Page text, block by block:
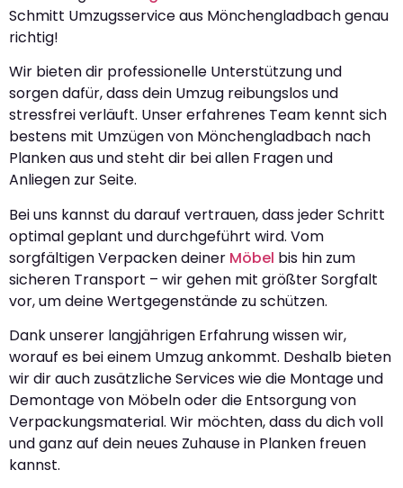
Schmitt Umzugsservice aus Mönchengladbach genau
richtig!
Wir bieten dir professionelle Unterstützung und
sorgen dafür, dass dein Umzug reibungslos und
stressfrei verläuft. Unser erfahrenes Team kennt sich
bestens mit Umzügen von Mönchengladbach nach
Planken aus und steht dir bei allen Fragen und
Anliegen zur Seite.
Bei uns kannst du darauf vertrauen, dass jeder Schritt
optimal geplant und durchgeführt wird. Vom
sorgfältigen Verpacken deiner Möbel bis hin zum
sicheren Transport – wir gehen mit größter Sorgfalt
vor, um deine Wertgegenstände zu schützen.
Dank unserer langjährigen Erfahrung wissen wir,
worauf es bei einem Umzug ankommt. Deshalb bieten
wir dir auch zusätzliche Services wie die Montage und
Demontage von Möbeln oder die Entsorgung von
Verpackungsmaterial. Wir möchten, dass du dich voll
und ganz auf dein neues Zuhause in Planken freuen
kannst.